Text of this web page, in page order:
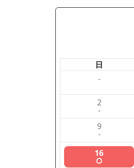
日
-
2
-
9
-
16
○